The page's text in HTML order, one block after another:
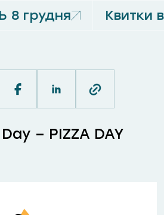
грудня Квитки
– PIZZA DAY